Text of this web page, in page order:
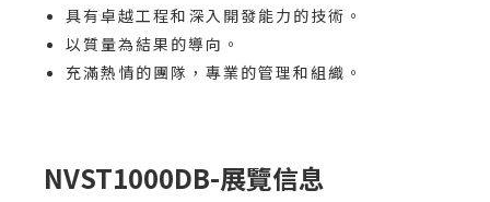
具有卓越工程和深入開發能力的技術。
以質量為結果的導向。
充滿熱情的團隊，專業的管理和組織。
NVST1000DB-展覽信息